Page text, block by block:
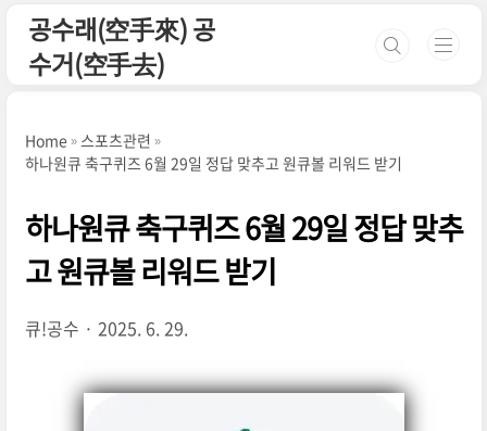
공수래(空手來) 공
수거(空手去)
Home
스포츠관련
하나원큐 축구퀴즈 6월 29일 정답 맞추고 원큐볼 리워드 받기
하나원큐 축구퀴즈 6월 29일 정답 맞추
고 원큐볼 리워드 받기
큐!공수 2025. 6. 29.